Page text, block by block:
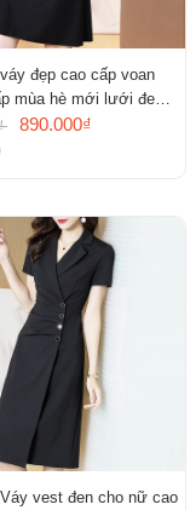
đẹp cao cấp voan
mùa hè mới lưới đen
chất nhỏ tay ngắn
890.000₫
vest đen cho nữ cao